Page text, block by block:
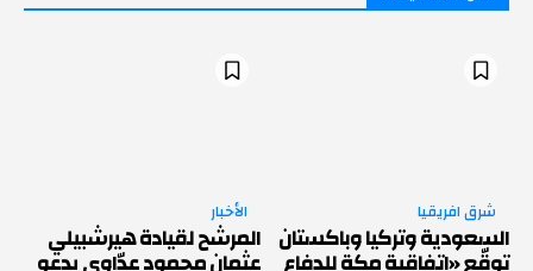
شرق افريقيا
السعودية وتركيا وباكستان
توقّع «اتفاقية مكة للدفاع
الأخبار
المرشح لقيادة هيرشبيلي
عثمان محمود عدّاوي يدعو